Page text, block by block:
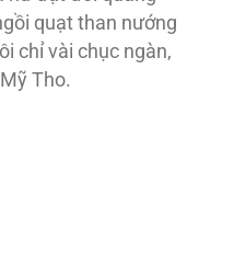
quạt than nướng
chỉ vài chục ngàn,
Tho.